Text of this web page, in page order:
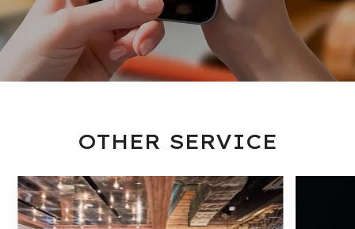
OTHER SERVICE